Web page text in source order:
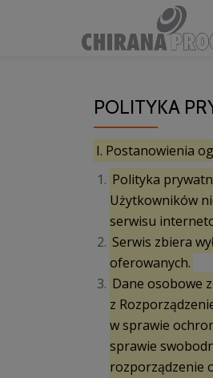
POLITYKA
I. Postanowienia
Polityka
Użytkowników
serwisu
Serwis zbiera
oferowanych.
Dane osobowe
z
w sprawie
sprawie
rozporządzenie